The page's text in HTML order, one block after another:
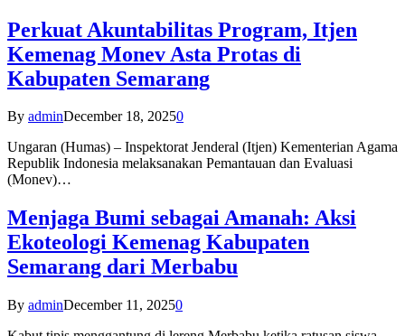
Perkuat Akuntabilitas Program, Itjen
Kemenag Monev Asta Protas di
Kabupaten Semarang
By adminDecember 18, 20250
Ungaran (Humas) – Inspektorat Jenderal (Itjen) Kementerian Agama
Republik Indonesia melaksanakan Pemantauan dan Evaluasi
(Monev)…
Menjaga Bumi sebagai Amanah: Aksi
Ekoteologi Kemenag Kabupaten
Semarang dari Merbabu
By adminDecember 11, 20250